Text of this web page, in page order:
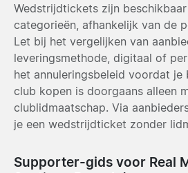
Wedstrijdtickets zijn
categorieën, afhankelijk van de
Let bij het vergelijken van
leveringsmethode, digitaal of
het annuleringsbeleid voordat
club kopen is doorgaans alleen
clublidmaatschap. Via
je een wedstrijdticket zonder
Supporter-gids voor Real